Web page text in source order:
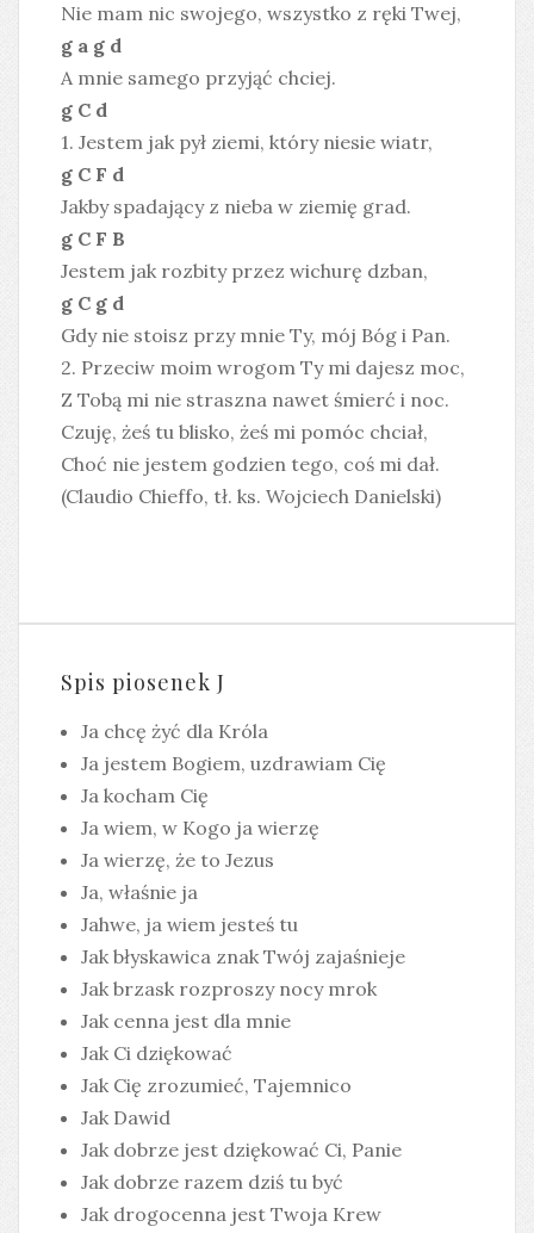
Nie mam nic swojego, wszystko z ręki Twej,
g a g d
A mnie samego przyjąć chciej.
g C d
1. Jestem jak pył ziemi, który niesie wiatr,
g C F d
Jakby spadający z nieba w ziemię grad.
g C F B
Jestem jak rozbity przez wichurę dzban,
g C g d
Gdy nie stoisz przy mnie Ty, mój Bóg i Pan.
2. Przeciw moim wrogom Ty mi dajesz moc,
Z Tobą mi nie straszna nawet śmierć i noc.
Czuję, żeś tu blisko, żeś mi pomóc chciał,
Choć nie jestem godzien tego, coś mi dał.
(Claudio Chieffo, tł. ks. Wojciech Danielski)
Spis piosenek J
Ja chcę żyć dla Króla
Ja jestem Bogiem, uzdrawiam Cię
Ja kocham Cię
Ja wiem, w Kogo ja wierzę
Ja wierzę, że to Jezus
Ja, właśnie ja
Jahwe, ja wiem jesteś tu
Jak błyskawica znak Twój zajaśnieje
Jak brzask rozproszy nocy mrok
Jak cenna jest dla mnie
Jak Ci dziękować
Jak Cię zrozumieć, Tajemnico
Jak Dawid
Jak dobrze jest dziękować Ci, Panie
Jak dobrze razem dziś tu być
Jak drogocenna jest Twoja Krew